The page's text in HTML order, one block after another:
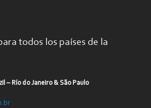
todos los países de la
– Río do Janeiro & São Paulo